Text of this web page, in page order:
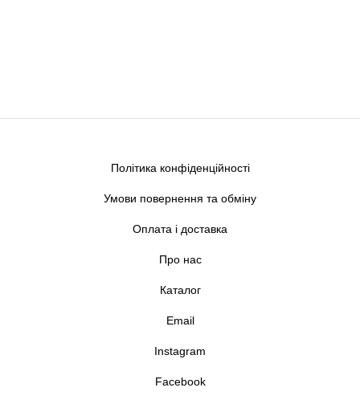
Політика конфіденційності
Умови повернення та обміну
Оплата і доставка
Про нас
Каталог
Email
Instagram
Facebook